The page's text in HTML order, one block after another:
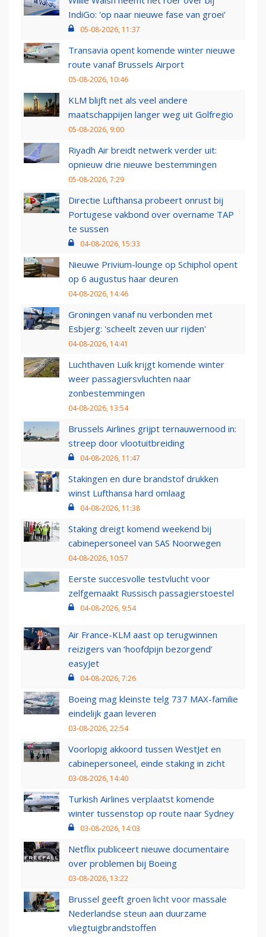
IndiGo: 'op naar nieuwe fase van groei'
05-08-2026, 11:37
Transavia opent komende winter nieuwe
route vanaf Brussels Airport
05-08-2026, 10:46
KLM blijft net als veel andere
maatschappijen langer weg uit Golfregio
05-08-2026, 9:00
Riyadh Air breidt netwerk verder uit:
opnieuw drie nieuwe bestemmingen
05-08-2026, 7:29
Directie Lufthansa probeert onrust bij
Portugese vakbond over overname TAP
te sussen
04-08-2026, 15:33
Nieuwe Privium-lounge op Schiphol opent
op 6 augustus haar deuren
04-08-2026, 14:46
Groningen vanaf nu verbonden met
Esbjerg: 'scheelt zeven uur rijden'
04-08-2026, 14:41
Luchthaven Luik krijgt komende winter
weer passagiersvluchten naar
zonbestemmingen
04-08-2026, 13:54
Brussels Airlines grijpt ternauwernood in:
streep door vlootuitbreiding
04-08-2026, 11:47
Stakingen en dure brandstof drukken
winst Lufthansa hard omlaag
04-08-2026, 11:38
Staking dreigt komend weekend bij
cabinepersoneel van SAS Noorwegen
04-08-2026, 10:57
Eerste succesvolle testvlucht voor
zelfgemaakt Russisch passagierstoestel
04-08-2026, 9:54
Air France-KLM aast op terugwinnen
reizigers van ‘hoofdpijn bezorgend’
easyJet
04-08-2026, 7:26
Boeing mag kleinste telg 737 MAX-familie
eindelijk gaan leveren
03-08-2026, 22:54
Voorlopig akkoord tussen WestJet en
cabinepersoneel, einde staking in zicht
03-08-2026, 14:40
Turkish Airlines verplaatst komende
winter tussenstop op route naar Sydney
03-08-2026, 14:03
Netflix publiceert nieuwe documentaire
over problemen bij Boeing
03-08-2026, 13:22
Brussel geeft groen licht voor massale
Nederlandse steun aan duurzame
vliegtuigbrandstoffen